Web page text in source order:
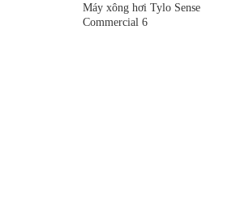
Máy xông hơi Tylo Sense
Commercial 6